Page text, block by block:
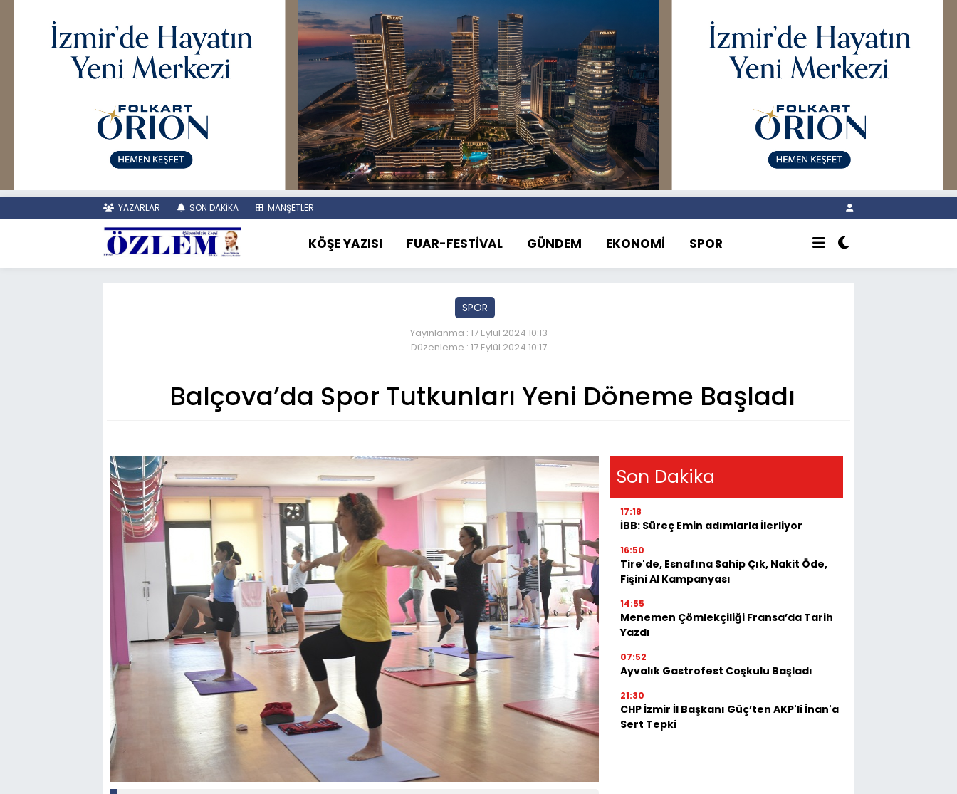
YAZARLAR SON DAKİKA MANŞETLER
KÖŞE YAZISI FUAR-FESTİVAL GÜNDEM EKONOMİ SPOR
SPOR
Yayınlanma : 17 Eylül 2024 10:13
Düzenleme : 17 Eylül 2024 10:17
Balçova’da Spor Tutkunları Yeni Döneme Başladı
Son Dakika
17:18
İBB: Süreç Emin adımlarla İlerliyor
16:50
Tire'de, Esnafına Sahip Çık, Nakit Öde,
Fişini Al Kampanyası
14:55
Menemen Çömlekçiliği Fransa’da Tarih
Yazdı
07:52
Ayvalık Gastrofest Coşkulu Başladı
21:30
CHP İzmir İl Başkanı Güç’ten AKP'li İnan'a
Sert Tepki